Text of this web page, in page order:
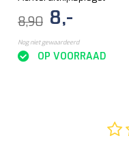
8,90 8,-
Nog niet gewaardeerd
OP VOORRAAD